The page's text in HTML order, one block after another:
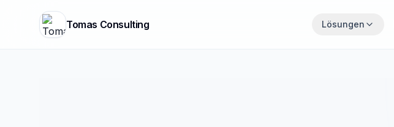
Tomas Consulting
Lösungen